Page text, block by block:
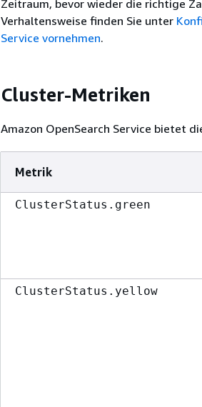
Zeitraum, bevor wieder die richtige
Verhaltensweise finden Sie unter
Service vornehmen.
Cluster-Metriken
Amazon OpenSearch Service bietet
Metrik
ClusterStatus.green
ClusterStatus.yellow